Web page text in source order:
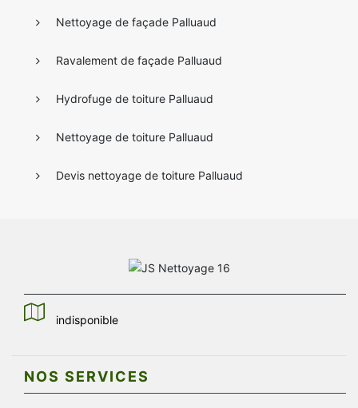
Nettoyage de façade Palluaud
Ravalement de façade Palluaud
Hydrofuge de toiture Palluaud
Nettoyage de toiture Palluaud
Devis nettoyage de toiture Palluaud
indisponible
NOS SERVICES